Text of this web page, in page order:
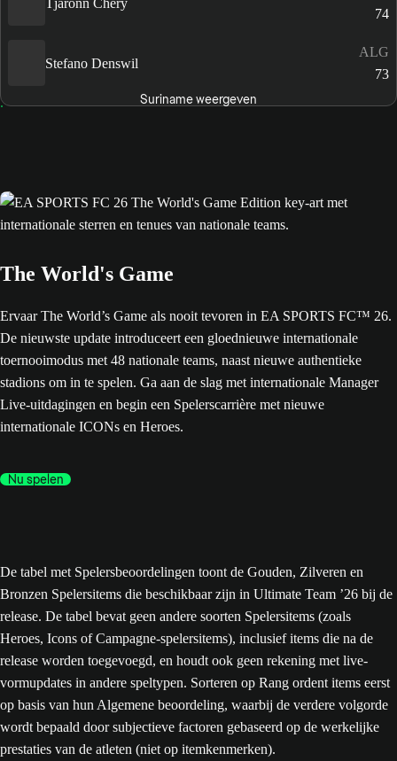
Tjaronn Chery
74
Stefano Denswil
ALG
73
Suriname weergeven
The World's Game
Ervaar The World’s Game als nooit tevoren in EA SPORTS FC™ 26.
De nieuwste update introduceert een gloednieuwe internationale
toernooimodus met 48 nationale teams, naast nieuwe authentieke
stadions om in te spelen. Ga aan de slag met internationale Manager
Live-uitdagingen en begin een Spelerscarrière met nieuwe
internationale ICONs en Heroes.
Nu spelen
De tabel met Spelersbeoordelingen toont de Gouden, Zilveren en
Bronzen Spelersitems die beschikbaar zijn in Ultimate Team ’26 bij de
release. De tabel bevat geen andere soorten Spelersitems (zoals
Heroes, Icons of Campagne-spelersitems), inclusief items die na de
release worden toegevoegd, en houdt ook geen rekening met live-
vormupdates in andere speltypen. Sorteren op Rang ordent items eerst
op basis van hun Algemene beoordeling, waarbij de verdere volgorde
wordt bepaald door subjectieve factoren gebaseerd op de werkelijke
prestaties van de atleten (niet op itemkenmerken).